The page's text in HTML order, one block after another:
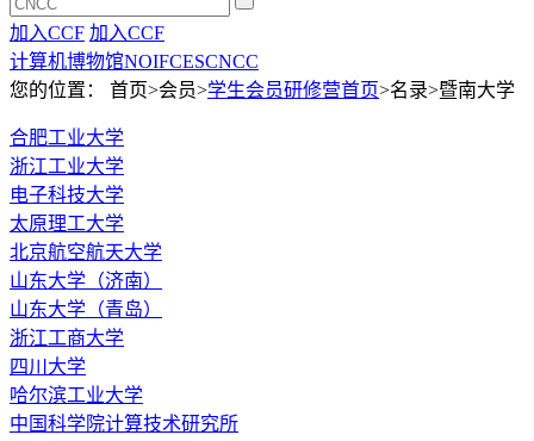
加入CCF 加入CCF
计算机博物馆NOIFCESCNCC
您的位置： 首页>会员>学生会员研修营首页>名录>暨南大学
合肥工业大学
浙江工业大学
电子科技大学
太原理工大学
北京航空航天大学
山东大学（济南）
山东大学（青岛）
浙江工商大学
四川大学
哈尔滨工业大学
中国科学院计算技术研究所